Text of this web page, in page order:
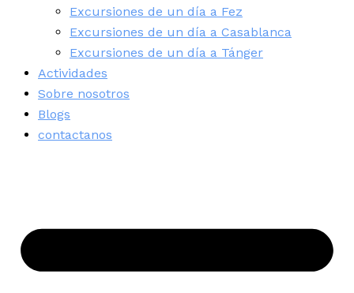
Excursiones de un día a Fez
Excursiones de un día a Casablanca
Excursiones de un día a Tánger
Actividades
Sobre nosotros
Blogs
contactanos